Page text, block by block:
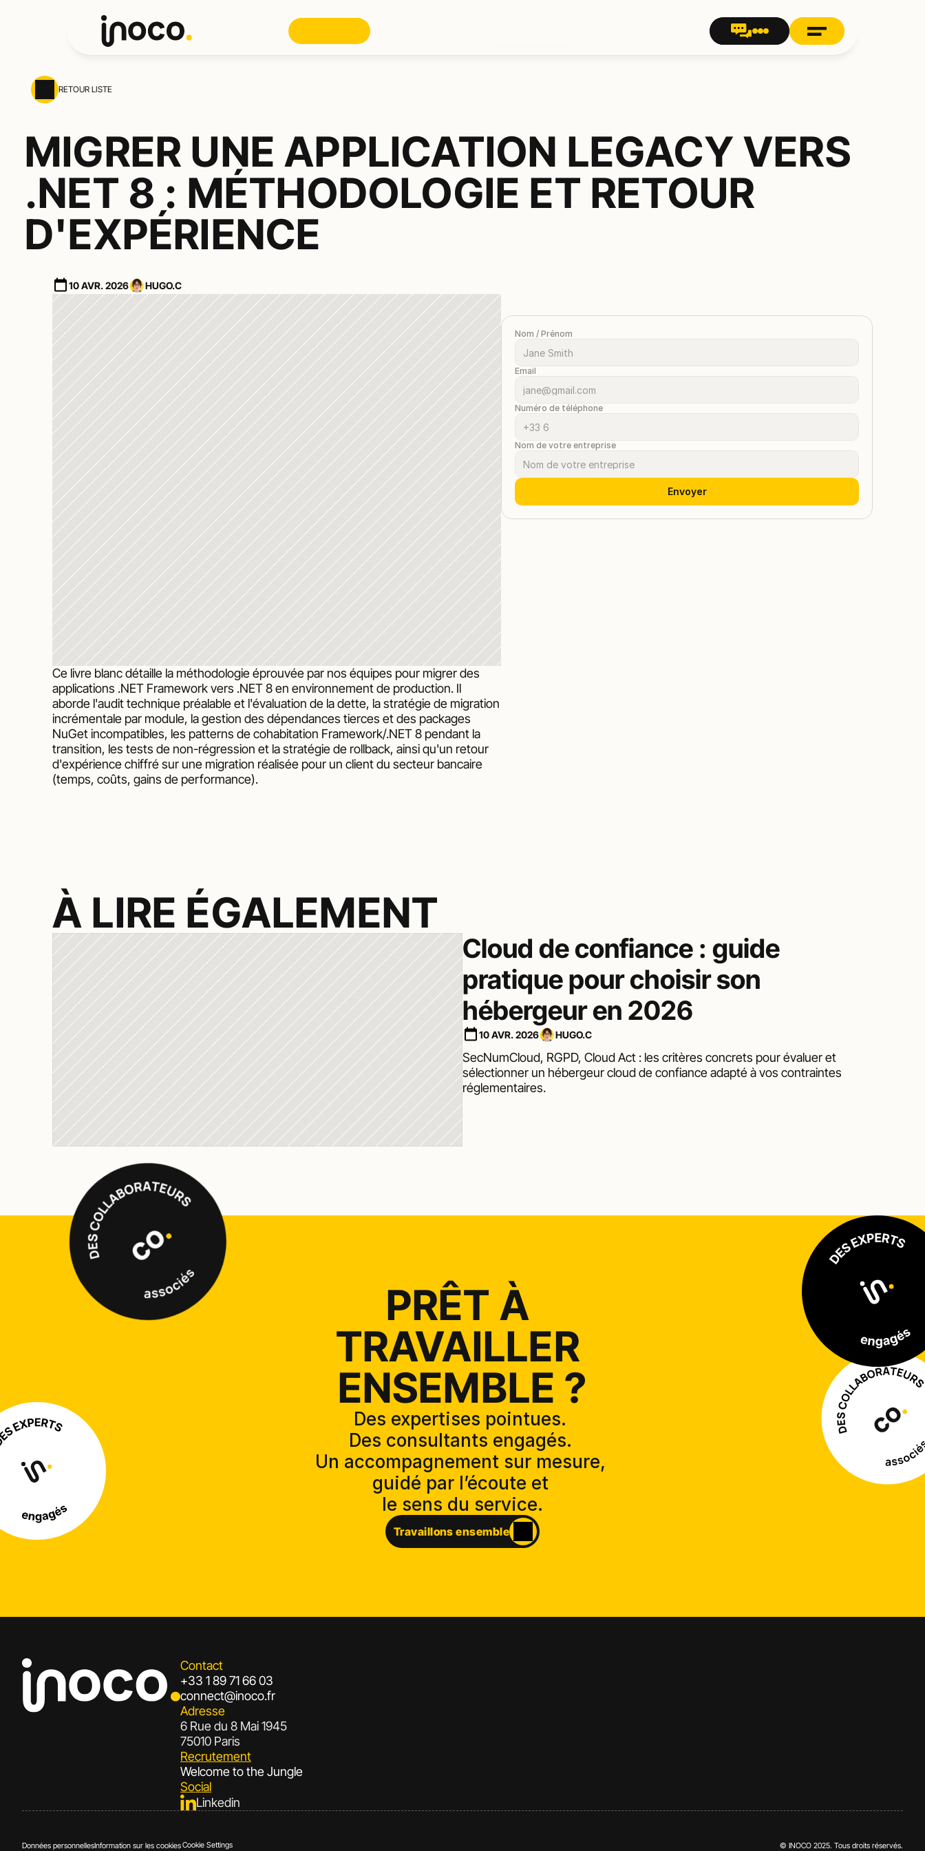
RETOUR LISTE
MIGRER UNE APPLICATION LEGACY VERS
.NET 8 : MÉTHODOLOGIE ET RETOUR
D'EXPÉRIENCE
10 AVR. 2026 HUGO.C
Ce livre blanc détaille la méthodologie éprouvée par nos équipes pour migrer des
applications .NET Framework vers .NET 8 en environnement de production. Il
aborde l'audit technique préalable et l'évaluation de la dette, la stratégie de migration
incrémentale par module, la gestion des dépendances tierces et des packages
NuGet incompatibles, les patterns de cohabitation Framework/.NET 8 pendant la
transition, les tests de non-régression et la stratégie de rollback, ainsi qu'un retour
d'expérience chiffré sur une migration réalisée pour un client du secteur bancaire
(temps, coûts, gains de performance).
Nom / Prénom
Email
Numéro de téléphone
Nom de votre entreprise
Envoyer
À LIRE ÉGALEMENT
Cloud de confiance : guide
pratique pour choisir son
hébergeur en 2026
10 AVR. 2026 HUGO.C
SecNumCloud, RGPD, Cloud Act : les critères concrets pour évaluer et
sélectionner un hébergeur cloud de confiance adapté à vos contraintes
réglementaires.
PRÊT À
TRAVAILLER
ENSEMBLE ?
Des expertises pointues.
Des consultants engagés.
Un accompagnement sur mesure,
guidé par l’écoute et
le sens du service.
Travaillons ensemble
Contact
+33 1 89 71 66 03
connect@inoco.fr
Adresse
6 Rue du 8 Mai 1945
75010 Paris
Recrutement
Welcome to the Jungle
Social
Linkedin
Données personnellesInformation sur les cookiesCookie Settings © INOCO 2025. Tous droits réservés.